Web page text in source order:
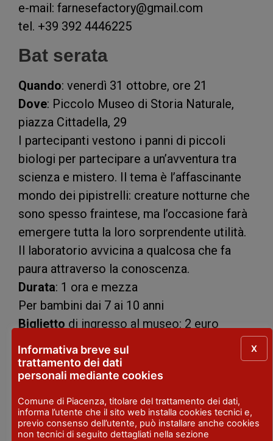
e-mail: farnesefactory@gmail.com
tel. +39 392 4446225
Bat serata
Quando: venerdì 31 ottobre, ore 21
Dove: Piccolo Museo di Storia Naturale,
piazza Cittadella, 29
I partecipanti vestono i panni di piccoli
biologi per partecipare a un’avventura tra
scienza e mistero. Il tema è l’affascinante
mondo dei pipistrelli: creature notturne che
sono spesso fraintese, ma l’occasione farà
emergere tutta la loro sorprendente utilità.
Il laboratorio avvicina a qualcosa che fa
paura attraverso la conoscenza.
Durata: 1 ora e mezza
Per bambini dai 7 ai 10 anni
Biglietto di ingresso al museo: 2 euro
Attività didattica: gratuita
Prenotazione obbligatoria
e-mail: spsn.pc@gmail.com
tel. +39 393 0168093
I padroni del buio –
Informativa breve sul
trattamento dei dati
personali mediante cookies
Comune di Piacenza, titolare del trattamento dei dati,
informa l’utente che il sito web installa cookies tecnici e,
previo consenso dell’utente, può installare anche cookies
non tecnici di seguito dettagliati nella sezione
X